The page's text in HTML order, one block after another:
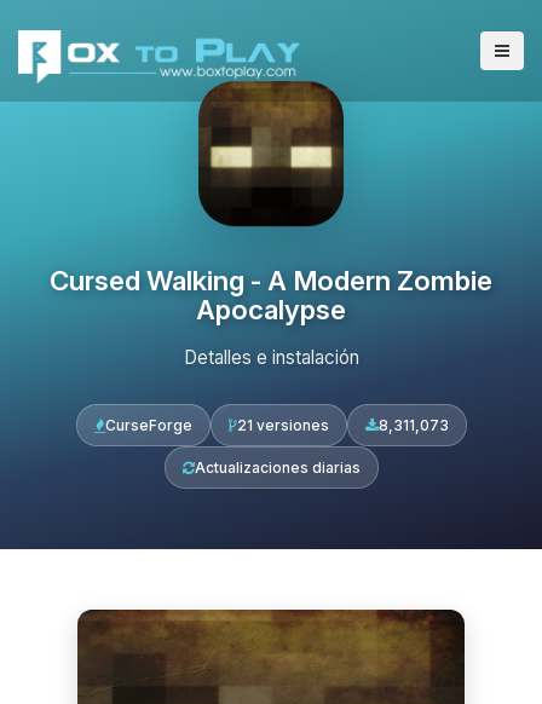
Cursed Walking - A Modern Zombie
Apocalypse
Detalles e instalación
CurseForge 21 versiones 8,311,073
Actualizaciones diarias